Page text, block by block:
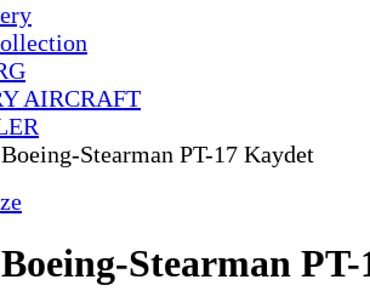
AIRCRAFT
Stearman PT-17 Kaydet
Stearman PT-